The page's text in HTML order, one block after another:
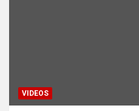
VIDEOS